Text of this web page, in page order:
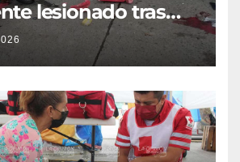
lesionado tras
la colonia Ricardo